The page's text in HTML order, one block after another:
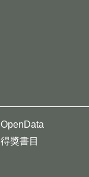
OpenData
得獎書目